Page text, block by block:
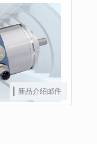
新品介绍邮件